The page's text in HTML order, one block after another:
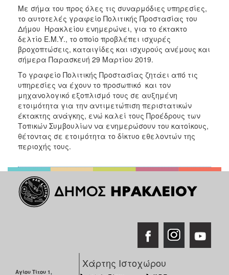
2011
2010
2006
ΔΗΜΟΤΗΣ
ΕΠΙΣΚΕΠΤΗΣ
ΗΡΑΚΛΕΙΟ
Με σήμα του προς όλες τις συναρμόδιες υπηρεσίες,
το αυτοτελές γραφείο Πολιτικής Προστασίας του
Δήμου Ηρακλείου ενημερώνει, για το έκτακτο
δελτίο Ε.Μ.Υ., το οποίο προβλέπει ισχυρές
βροχοπτώσεις, καταιγίδες και ισχυρούς ανέμους και
σήμερα Παρασκευή 29 Μαρτίου 2019.
Το γραφείο Πολιτικής Προστασίας ζητάει από τις
υπηρεσίες να έχουν το προσωπικό και τον
μηχανολογικό εξοπλισμό τους σε αυξημένη
ετοιμότητα για την αντιμετώπιση περιστατικών
έκτακτης ανάγκης, ενώ καλεί τους Προέδρους των
Τοπικών Συμβουλίων να ενημερώσουν του κατοίκους,
θέτοντας σε ετοιμότητα το δίκτυο εθελοντών της
περιοχής τους.
Αγίου Τίτου 1,
Χάρτης Ιστοχώρου